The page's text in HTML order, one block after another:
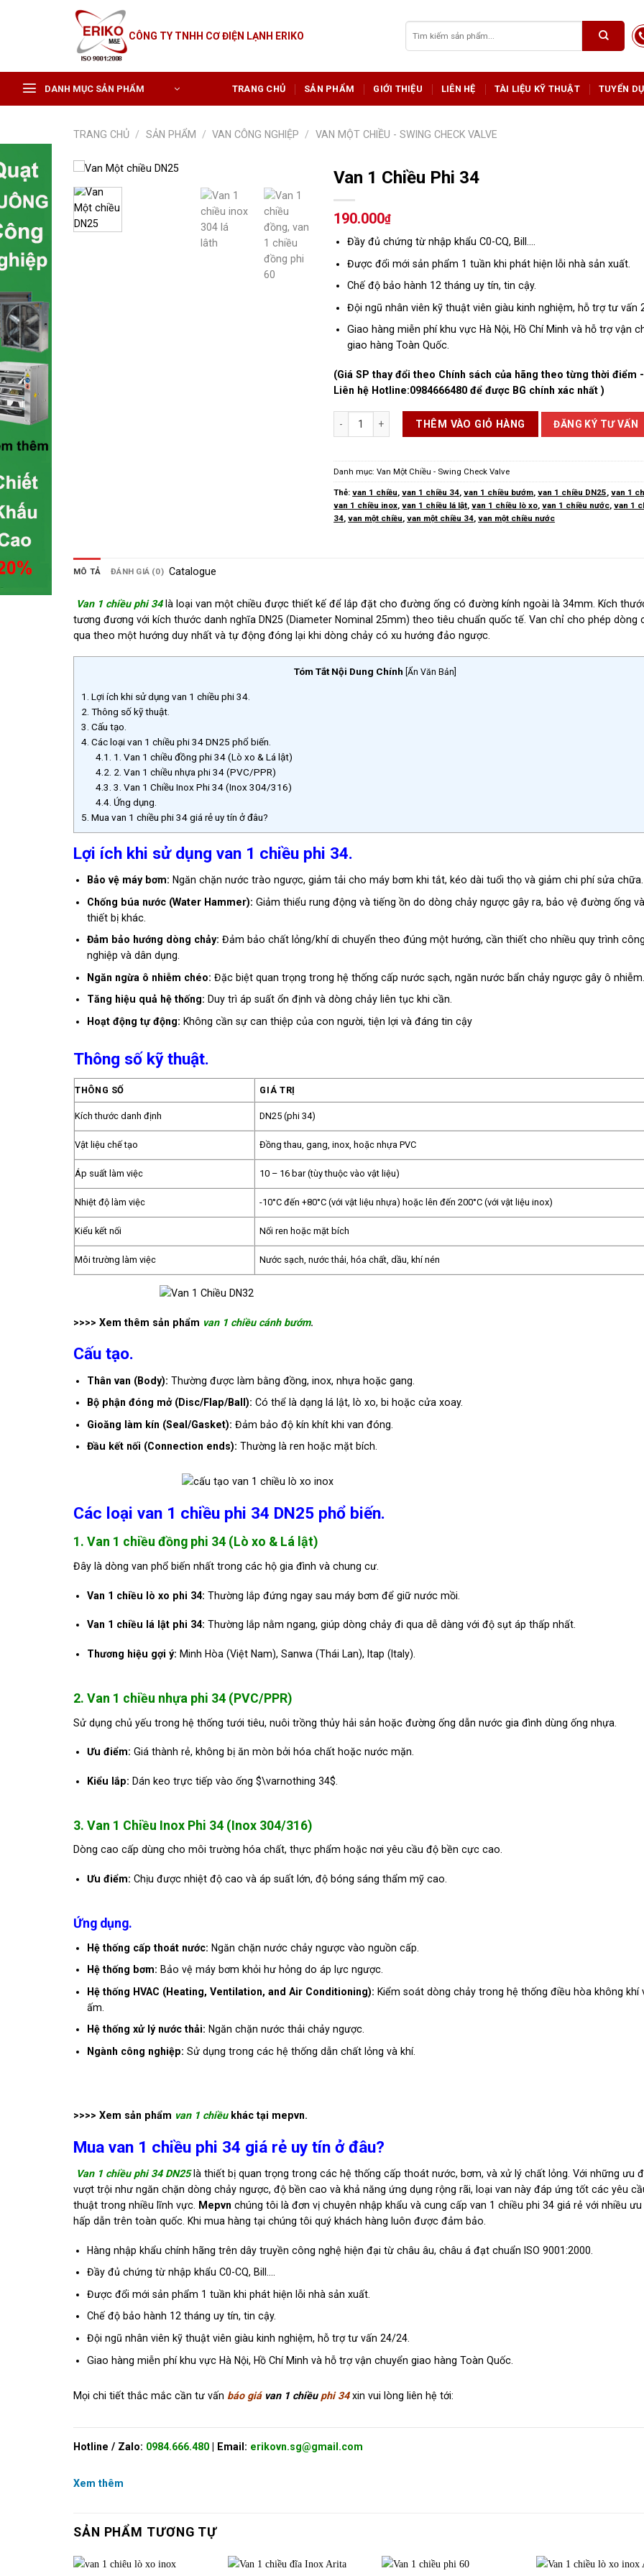
CÔNG TY TNHH CƠ ĐIỆN LẠNH ERIKO
kiếm:
DANH MỤC SẢN PHẨM TRANG CHỦ SẢN PHẨM GIỚI THIỆU LIÊN HỆ TÀI LIỆU KỸ THUẬT TUYỂN
TRANG CHỦ / SẢN PHẨM / VAN CÔNG NGHIỆP / VAN MỘT CHIỀU - SWING CHECK VALVE
Van 1 Chiều Phi 34
190.000₫
Đầy đủ chứng từ nhập khẩu C0-CQ, Bill….
Được đổi mới sản phẩm 1 tuần khi phát hiện lỗi nhà sản xuất.
Chế độ bảo hành 12 tháng uy tín, tin cậy.
Đội ngũ nhân viên kỹ thuật viên giàu kinh nghiệm, hỗ trợ tư vấn
Giao hàng miễn phí khu vực Hà Nội, Hồ Chí Minh và hỗ trợ vận
giao hàng Toàn Quốc.
(Giá SP thay đổi theo Chính sách của hãng theo từng thời điểm
Liên hệ Hotline:0984666480 để được BG chính xác nhất )
Van 1 Chiều Phi 34 số lượng
THÊM VÀO GIỎ HÀNG ĐĂNG KÝ TƯ VẤN
Danh mục:Van Một Chiều - Swing Check Valve
Thẻ:van 1 chiều,van 1 chiều 34,van 1 chiều bướm,van 1 chiều DN25,van 1
van 1 chiều inox,van 1 chiều lá lật,van 1 chiều lò xo,van 1 chiều nước,van 1
34,van một chiều,van một chiều 34,van một chiều nước
MÔ TẢ ĐÁNH GIÁ (0) Catalogue
Van 1 chiều phi 34là loại van một chiều được thiết kế để lắp đặt cho đường ống có đường kính ngoài là 34mm. Kích
tương đương với kích thước danh nghĩa DN25 (Diameter Nominal 25mm) theo tiêu chuẩn quốc tế. Van chỉ cho phép dòng
qua theo một hướng duy nhất và tự động đóng lại khi dòng chảy có xu hướng đảo ngược.
Tóm Tắt Nội Dung Chính Ẩn Văn Bản
1. Lợi ích khi sử dụng van 1 chiều phi 34.
2. Thông số kỹ thuật.
3. Cấu tạo.
4. Các loại van 1 chiều phi 34 DN25 phổ biến.
4.1.
1. Van 1 chiều đồng phi 34 (Lò xo & Lá lật)
4.2. 2. Van 1 chiều nhựa phi 34 (PVC/PPR)
4.3. 3. Van 1 Chiều Inox Phi 34 (Inox 304/316)
4.4. Ứng dụng.
5. Mua van 1 chiều phi 34 giá rẻ uy tín ở đâu?
Lợi ích khi sử dụng van 1 chiều phi 34.
Bảo vệ máy bơm: Ngăn chặn nước trào ngược, giảm tải cho máy bơm khi tắt, kéo dài tuổi thọ và giảm chi phí sửa chữa.
Chống búa nước (Water Hammer): Giảm thiểu rung động và tiếng ồn do dòng chảy ngược gây ra, bảo vệ đường ống
thiết bị khác.
Đảm bảo hướng dòng chảy: Đảm bảo chất lỏng/khí di chuyển theo đúng một hướng, cần thiết cho nhiều quy trình
nghiệp và dân dụng.
Ngăn ngừa ô nhiễm chéo: Đặc biệt quan trọng trong hệ thống cấp nước sạch, ngăn nước bẩn chảy ngược gây ô nhiễm.
Tăng hiệu quả hệ thống: Duy trì áp suất ổn định và dòng chảy liên tục khi cần.
Hoạt động tự động: Không cần sự can thiệp của con người, tiện lợi và đáng tin cậy
Thông số kỹ thuật.
THÔNG SỐ GIÁ TRỊ
Kích thước danh định DN25 (phi 34)
Vật liệu chế tạo Đồng thau, gang, inox, hoặc nhựa PVC
Áp suất làm việc 10 – 16 bar (tùy thuộc vào vật liệu)
Nhiệt độ làm việc -10°C đến +80°C (với vật liệu nhựa) hoặc lên đến 200°C (với vật liệu inox)
Kiểu kết nối Nối ren hoặc mặt bích
Môi trường làm việc Nước sạch, nước thải, hóa chất, dầu, khí nén
>>>> Xem thêm sản phẩm van 1 chiều cánh bướm.
Cấu tạo.
Thân van (Body): Thường được làm bằng đồng, inox, nhựa hoặc gang.
Bộ phận đóng mở (Disc/Flap/Ball): Có thể là dạng lá lật, lò xo, bi hoặc cửa xoay.
Gioăng làm kín (Seal/Gasket): Đảm bảo độ kín khít khi van đóng.
Đầu kết nối (Connection ends): Thường là ren hoặc mặt bích.
Các loại van 1 chiều phi 34 DN25 phổ biến.
1. Van 1 chiều đồng phi 34 (Lò xo & Lá lật)
Đây là dòng van phổ biến nhất trong các hộ gia đình và chung cư.
Van 1 chiều lò xo phi 34: Thường lắp đứng ngay sau máy bơm để giữ nước mồi.
Van 1 chiều lá lật phi 34: Thường lắp nằm ngang, giúp dòng chảy đi qua dễ dàng với độ sụt áp thấp nhất.
Thương hiệu gợi ý: Minh Hòa (Việt Nam), Sanwa (Thái Lan), Itap (Italy).
2. Van 1 chiều nhựa phi 34 (PVC/PPR)
Sử dụng chủ yếu trong hệ thống tưới tiêu, nuôi trồng thủy hải sản hoặc đường ống dẫn nước gia đình dùng ống nhựa.
Ưu điểm: Giá thành rẻ, không bị ăn mòn bởi hóa chất hoặc nước mặn.
Kiểu lắp: Dán keo trực tiếp vào ống $\varnothing 34$
3. Van 1 Chiều Inox Phi 34 (Inox 304/316)
Dòng cao cấp dùng cho môi trường hóa chất, thực phẩm hoặc nơi yêu cầu độ bền cực cao.
Ưu điểm: Chịu được nhiệt độ cao và áp suất lớn, độ bóng sáng thẩm mỹ cao.
Ứng dụng.
Hệ thống cấp thoát nước: Ngăn chặn nước chảy ngược vào nguồn cấp.
Hệ thống bơm: Bảo vệ máy bơm khỏi hư hỏng do áp lực ngược.
Hệ thống HVAC (Heating, Ventilation, and Air Conditioning): Kiểm soát dòng chảy trong hệ thống điều hòa không khí
ấm.
Hệ thống xử lý nước thải: Ngăn chặn nước thải chảy ngược.
Ngành công nghiệp: Sử dụng trong các hệ thống dẫn chất lỏng và khí.
>>>> Xem sản phẩm van 1 chiềukhác tại mepvn.
Mua van 1 chiều phi 34 giá rẻ uy tín ở đâu?
Van 1 chiều phi 34 DN25là thiết bị quan trọng trong các hệ thống cấp thoát nước, bơm, và xử lý chất lỏng. Với những ưu
vượt trội như ngăn chặn dòng chảy ngược, độ bền cao và khả năng ứng dụng rộng rãi, loại van này đáp ứng tốt các yêu
thuật trong nhiều lĩnh vực. Mepvn chúng tôi là đơn vị chuyên nhập khẩu và cung cấp van 1 chiều phi 34 giá rẻ với nhiều
hấp dẫn trên toàn quốc. Khi mua hàng tại chúng tôi quý khách hàng luôn được đảm bảo.
Hàng nhập khẩu chính hãng trên dây truyền công nghệ hiện đại từ châu âu, châu á đạt chuẩn ISO 9001:2000.
Đầy đủ chứng từ nhập khẩu C0-CQ, Bill….
Được đổi mới sản phẩm 1 tuần khi phát hiện lỗi nhà sản xuất.
Chế độ bảo hành 12 tháng uy tín, tin cậy.
Đội ngũ nhân viên kỹ thuật viên giàu kinh nghiệm, hỗ trợ tư vấn 24/24.
Giao hàng miễn phí khu vực Hà Nội, Hồ Chí Minh và hỗ trợ vận chuyển giao hàng Toàn Quốc.
Mọi chi tiết thắc mắc cần tư vấn báo giá van 1 chiềuphi 34xin vui lòng liên hệ tới:
Hotline / Zalo: 0984.666.480 | Email: erikovn.sg@gmail.com
Xem thêm
SẢN PHẨM TƯƠNG TỰ